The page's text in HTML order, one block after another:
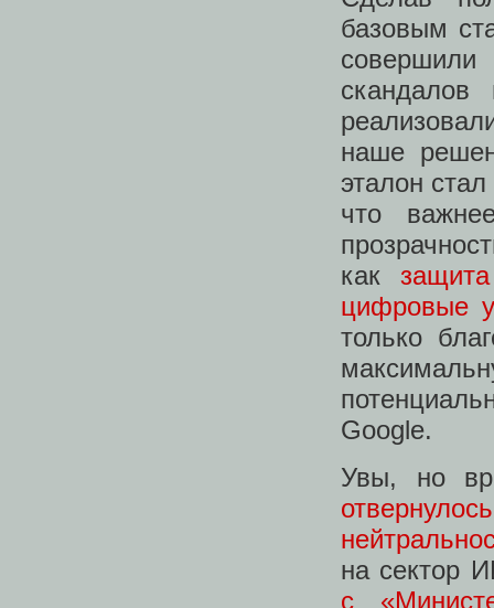
базовым
скандалов
наше
эталон
что
как
цифровые
только
Google.
Увы, но
на сектор
с